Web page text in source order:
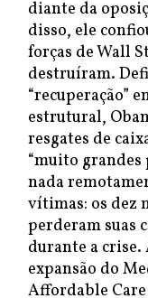
diante da
disso, ele
forças de Wall
destruíram.
“recuperação”
estrutural,
resgates de
“muito grandes
nada
vítimas: os dez
perderam suas
durante a crise.
expansão do
Affordable